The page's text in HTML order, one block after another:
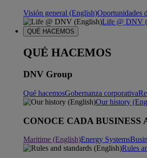
Visión general (English)Oportunidades
Life @ DNV
QUÉ HACEMOS
QUÉ HACEMOS
DNV Group
Qué hacemosGobernanza corporativa
Our history
CONOCE CADA BUSINESS
Maritime (English)Energy Systems
Rules